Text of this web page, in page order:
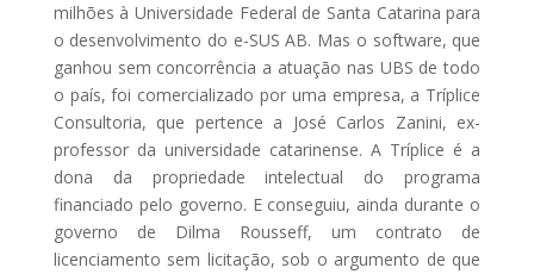
milhões à Universidade Federal de Santa Catarina para
o desenvolvimento do e-SUS AB. Mas o software, que
ganhou sem concorrência a atuação nas UBS de todo
o país, foi comercializado por uma empresa, a Tríplice
Consultoria, que pertence a José Carlos Zanini, ex-
professor da universidade catarinense. A Tríplice é a
dona da propriedade intelectual do programa
financiado pelo governo. E conseguiu, ainda durante o
governo de Dilma Rousseff, um contrato de
licenciamento sem licitação, sob o argumento de que